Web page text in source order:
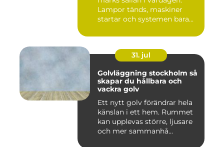
Lampor tänds, maskiner
startar och systemen bara...
31. jul
Golvläggning stockholm så
skapar du hållbara och
vackra golv
Ett nytt golv förändrar hela
känslan i ett hem. Rummet
kan upplevas större, ljusare
och mer sammanhå...